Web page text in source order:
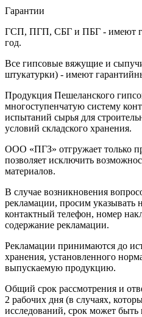
Гарантии
ГСП, ПГП, СБГ и ПБГ - имеют
год.
Все гипсовые вяжущие и
штукатурки) - имеют
Продукция Пешеланского
многоступенчатую систему
испытаний сырья для
условий складского хранения.
ООО «ПГЗ» отгружает только
позволяет исключить
материалов.
В случае возникновения
рекламации, просим указывать
контактный телефон, номер
содержание рекламации.
Рекламации принимаются до
хранения, установленного
выпускаемую продукцию.
Общий срок рассмотрения и
2 рабочих дня (в случаях,
исследований, срок может